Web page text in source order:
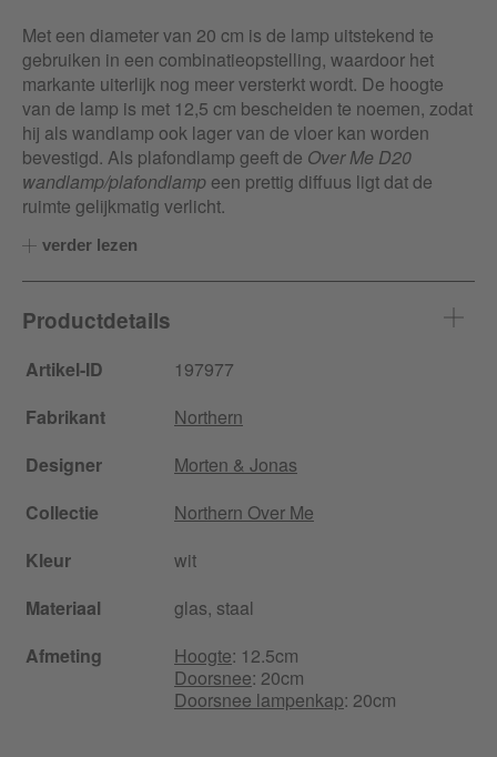
Met een diameter van 20 cm is de lamp uitstekend te
gebruiken in een combinatieopstelling, waardoor het
markante uiterlijk nog meer versterkt wordt. De hoogte
van de lamp is met 12,5 cm bescheiden te noemen, zodat
hij als wandlamp ook lager van de vloer kan worden
bevestigd. Als plafondlamp geeft de Over Me D20
wandlamp/plafondlamp een prettig diffuus ligt dat de
ruimte gelijkmatig verlicht.
verder lezen
Productdetails
Artikel-ID
197977
Fabrikant
Northern
Designer
Morten & Jonas
Collectie
Northern Over Me
Kleur
wit
Materiaal
glas, staal
Afmeting
Hoogte: 12.5cm
Doorsnee: 20cm
Doorsnee lampenkap: 20cm